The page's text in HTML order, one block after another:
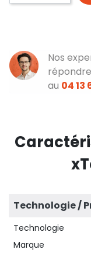
Nos
au 04 13
Technologie /
Technologie
Marque